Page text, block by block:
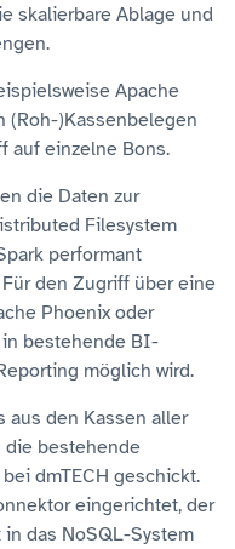
skalierbare Ablage und
Apache
(Roh-)Kassenbelegen
auf einzelne Bons.
die Daten zur
Filesystem
performant
den Zugriff über eine
Phoenix oder
bestehende BI-
möglich wird.
aus den Kassen aller
die bestehende
dmTECH geschickt.
eingerichtet, der
das NoSQL-System